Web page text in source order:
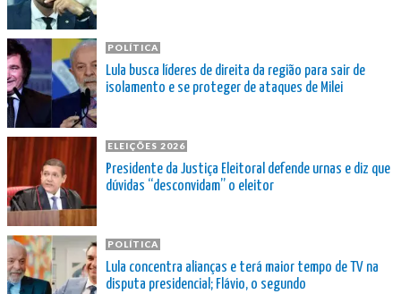
POLÍTICA
Lula busca líderes de direita da região para sair de
isolamento e se proteger de ataques de Milei
ELEIÇÕES 2026
Presidente da Justiça Eleitoral defende urnas e diz que
dúvidas “desconvidam” o eleitor
POLÍTICA
Lula concentra alianças e terá maior tempo de TV na
disputa presidencial; Flávio, o segundo